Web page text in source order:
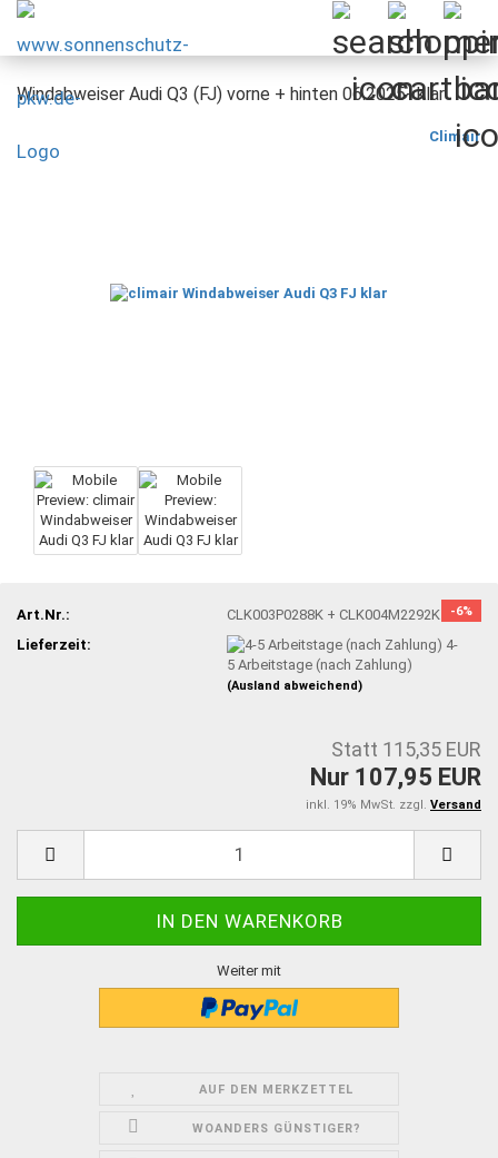
Windabweiser Audi Q3 (FJ) vorne + hinten 06.2025- klar
Climair
-6%
Art.Nr.:
CLK003P0288K + CLK004M2292K
Lieferzeit:
4-
5 Arbeitstage (nach Zahlung)
(Ausland abweichend)
Statt 115,35 EUR
Nur 107,95 EUR
inkl. 19% MwSt. zzgl. Versand
Weiter mit
AUF DEN MERKZETTEL
WOANDERS GÜNSTIGER?